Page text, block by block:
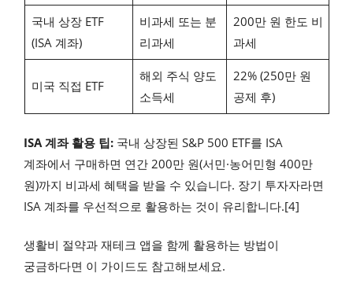
국내 상장 ETF
(ISA 계좌)
비과세 또는 분
리과세
200만 원 한도 비
과세
미국 직접 ETF
해외 주식 양도
소득세
22% (250만 원
공제 후)
ISA 계좌 활용 팁: 국내 상장된 S&P 500 ETF를 ISA
계좌에서 구매하면 연간 200만 원(서민·농어민형 400만
원)까지 비과세 혜택을 받을 수 있습니다. 장기 투자자라면
ISA 계좌를 우선적으로 활용하는 것이 유리합니다.[4]
생활비 절약과 재테크 앱을 함께 활용하는 방법이
궁금하다면 이 가이드도 참고해보세요.